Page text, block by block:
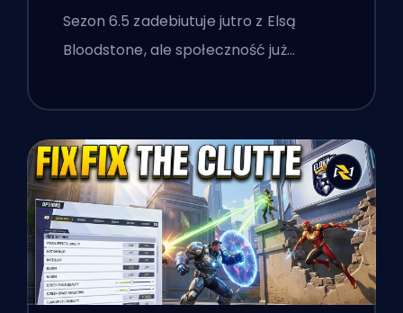
Lis i Wydarzenie Monsters
Take Manhattan
Sezon 6.5 zadebiutuje jutro z Elsą
Bloodstone, ale społeczność już…